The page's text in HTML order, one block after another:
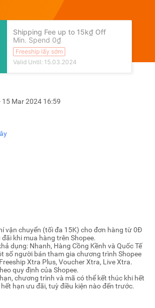
Shipping Fee up to 15k₫ Off
Min. Spend 0₫
Freeship lấy sớm
Valid Until: 15.03.2024
15 Mar 2024 16:59
vận chuyển (tối đa 15K) cho đơn hàng từ 0Đ
khi mua hàng trên Shopee.
dụng: Nhanh, Hàng Cồng Kềnh và Quốc Tế
Xtra Plus, Voucher Xtra, Live Xtra.
quy định của Shopee.
hạn ưu đãi, tuỳ điều kiện nào đến trước.